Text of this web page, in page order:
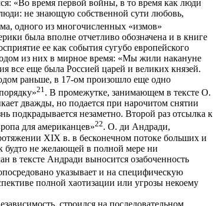
«Во время первой войны, в то время как люди
не знающую собственной сути любовь,
одного из многочисленных «измов»
была вполне отчетливо обозначена и в книге
ее как события сугубо европейского
из них в мирное время: «Мы жили накануне
еще была Россией царей и великих князей.
раньше, в 17-ом произошло еще одно
21. В промежутке, занимающем в тексте О.
дважды, но подается при нарочитом снятии
подкрадывается незаметно. Второй раз отсылка к
для американцев»22. О. ди Андради,
XIX в. в бесконечном потоке больших и
будто не желающей в полной мере ни
в тексте Андради выносится озабоченность
указывает и на специфическую
полной хаотизации или угрозы некоему
строился на последовательном